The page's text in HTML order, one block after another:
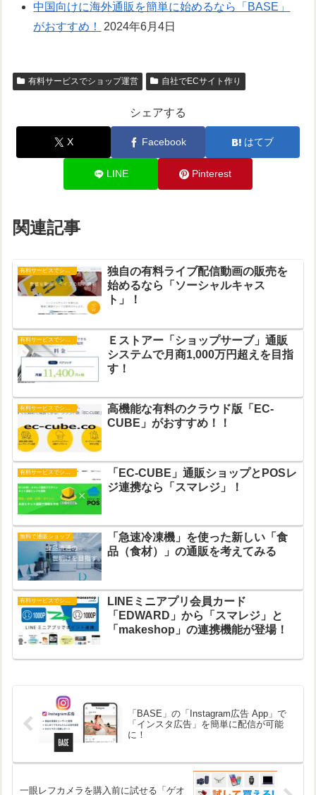
中国向けに海外通販を簡単に始めるなら「BASE」
がおすすめ！
2024年6月4日
有料サービスでショップ運営 自社でECサイト作り
シェアする
X Facebook はてブ
LINE Pinterest
関連記事
有料サービスでショップ運営
独自の有料ライブ配信動画の販売を
始めるなら「ソーシャルキャス
ト」！
Ｅストアー「ショップサーブ」通販
システムで月商1,000万円超えを目指
す！
有料サービスでショップ運営
高機能な有料のクラウド版「EC-
CUBE」がおすすめ！！
有料サービスでショップ運営
「EC-CUBE」通販ショップとPOSレ
ジ連携なら「スマレジ」！
無料で通販ショップ
「急速冷凍機」を使った新しい「食
品（食材）」の通販を考えてみる
有料サービスでショップ運営
LINEミニアプリ会員カード
「EDWARD」から「スマレジ」と
「makeshop」の連携機能が登場！
「BASE」の「Instagram広告 App」で
「インスタ広告」を簡単に配信が可能
に！
一眼レフカメラを購入前に試せる「ゲオ